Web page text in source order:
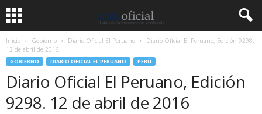
Inicio Gobierno Diario Oficial El Peruano
Diario Oficial El Peruano, Edición 9298.
12 de abril de 2016
GOBIERNO DIARIO OFICIAL EL PERUANO PERÚ
Diario Oficial El Peruano, Edición
9298. 12 de abril de 2016